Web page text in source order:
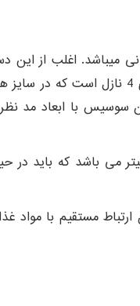
که دارای قابلیت های فراوانی
دارای 4 نازل است که در
رسیده است و برای به ارمغان آوردن
دست کار میکند به همین دلیل توقع خروجی بالایی از آن نمیتوان
مستقیم با مواد